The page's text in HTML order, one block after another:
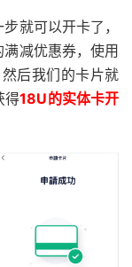
就可以开卡了，
减优惠券，使用
后我们的卡片就
得18U的实体卡开